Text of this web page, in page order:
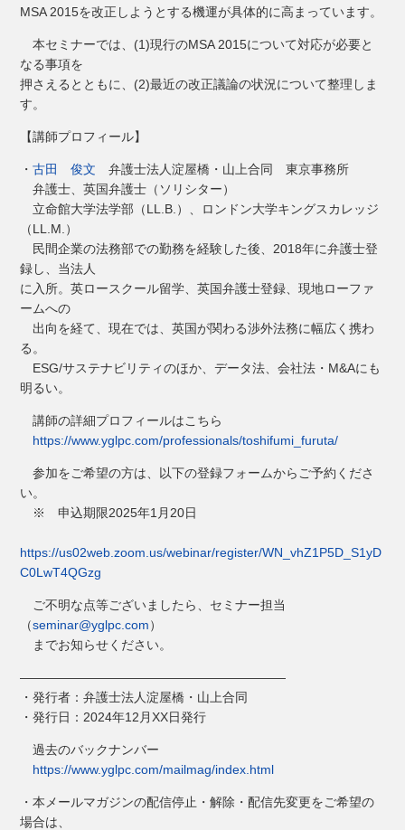
MSA 2015を改正しようとする機運が具体的に高まっています。
本セミナーでは、(1)現行のMSA 2015について対応が必要と
なる事項を
押さえるとともに、(2)最近の改正議論の状況について整理しま
す。
【講師プロフィール】
・古田 俊文 弁護士法人淀屋橋・山上合同 東京事務所
弁護士、英国弁護士（ソリシター）
立命館大学法学部（LL.B.）、ロンドン大学キングスカレッジ
（LL.M.）
民間企業の法務部での勤務を経験した後、2018年に弁護士登
録し、当法人
に入所。英ロースクール留学、英国弁護士登録、現地ローファ
ームへの
出向を経て、現在では、英国が関わる渉外法務に幅広く携わ
る。
ESG/サステナビリティのほか、データ法、会社法・M&Aにも
明るい。
講師の詳細プロフィールはこちら
https://www.yglpc.com/professionals/toshifumi_furuta/
参加をご希望の方は、以下の登録フォームからご予約くださ
い。
※ 申込期限2025年1月20日
https://us02web.zoom.us/webinar/register/WN_vhZ1P5D_S1yD
C0LwT4QGzg
ご不明な点等ございましたら、セミナー担当
（seminar@yglpc.com）
までお知らせください。
―――――――――――――――――――――
・発行者：弁護士法人淀屋橋・山上合同
・発行日：2024年12月XX日発行
過去のバックナンバー
https://www.yglpc.com/mailmag/index.html
・本メールマガジンの配信停止・解除・配信先変更をご希望の
場合は、